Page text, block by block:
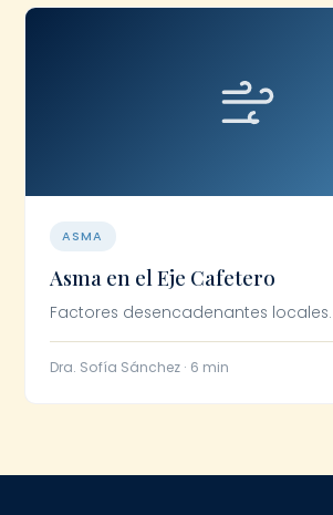
ASMA
Asma en el Eje Cafetero
Factores desencadenantes locales.
Dra. Sofía Sánchez · 6 min